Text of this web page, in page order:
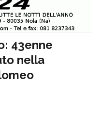
43enne
nella